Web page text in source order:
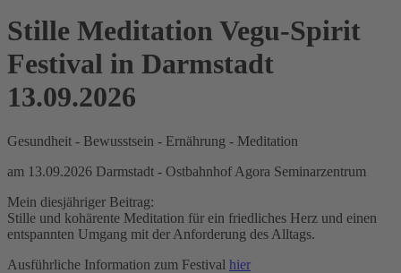
Stille Meditation Vegu-Spirit
Festival in Darmstadt
13.09.2026
Gesundheit - Bewusstsein - Ernährung - Meditation
am 13.09.2026 Darmstadt - Ostbahnhof Agora Seminarzentrum
Mein diesjähriger Beitrag:
Stille und kohärente Meditation für ein friedliches Herz und einen
entspannten Umgang mit der Anforderung des Alltags.
Ausführliche Information zum Festival hier